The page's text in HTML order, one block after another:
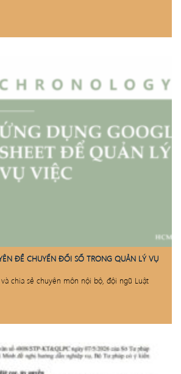
ĐỀ CHUYỂN ĐỔI SỐ TRONG QUẢN LÝ VỤ
chia sẻ chuyên môn nội bộ, đội ngũ Luật